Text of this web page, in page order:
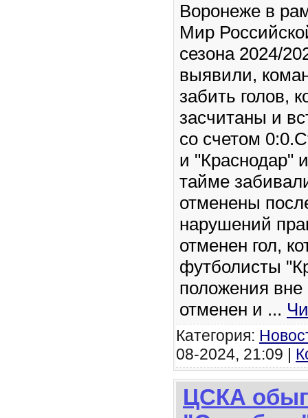
Воронеже в
Мир
сезона 2024/
выявили,
забить голов,
засчитаны и
со счетом
и "Краснодар"
тайме
отменены
нарушений
отменен гол,
футболисты
положения
отменен и ...
Категория:
08-2024, 21:09 |
ЦСКА